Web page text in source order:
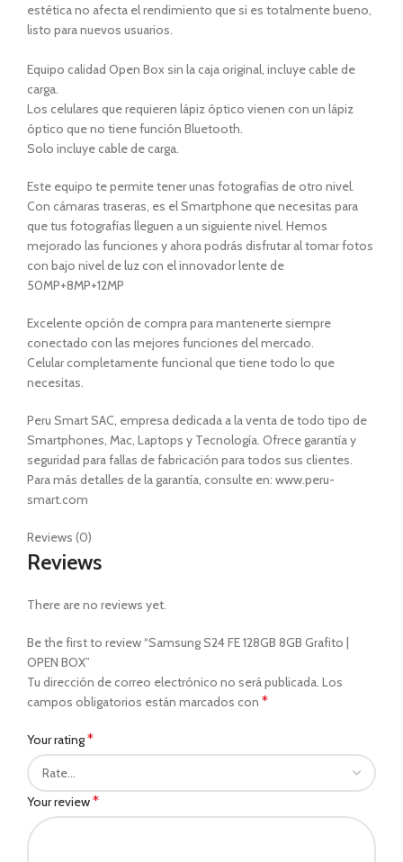
estética no afecta el rendimiento que si es totalmente bueno,
listo para nuevos usuarios.
Equipo calidad Open Box sin la caja original, incluye cable de
carga.
Los celulares que requieren lápiz óptico vienen con un lápiz
óptico que no tiene función Bluetooth.
Solo incluye cable de carga.
Este equipo te permite tener unas fotografías de otro nivel.
Con cámaras traseras, es el Smartphone que necesitas para
que tus fotografías lleguen a un siguiente nivel. Hemos
mejorado las funciones y ahora podrás disfrutar al tomar fotos
con bajo nivel de luz con el innovador lente de
50MP+8MP+12MP
Excelente opción de compra para mantenerte siempre
conectado con las mejores funciones del mercado.
Celular completamente funcional que tiene todo lo que
necesitas.
Peru Smart SAC, empresa dedicada a la venta de todo tipo de
Smartphones, Mac, Laptops y Tecnología. Ofrece garantía y
seguridad para fallas de fabricación para todos sus clientes.
Para más detalles de la garantía, consulte en: www.peru-
smart.com
Reviews (0)
Reviews
There are no reviews yet.
Be the first to review “Samsung S24 FE 128GB 8GB Grafito |
OPEN BOX”
Tu dirección de correo electrónico no será publicada. Los
campos obligatorios están marcados con *
Your rating*
Your review*